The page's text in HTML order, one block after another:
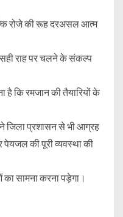
रोजे की रूह दरअसल आत्म
राह पर चलने के संकल्प
कि रमजान की तैयारियों के
जिला प्रशासन से भी आग्रह
पेयजल की पूरी व्यवस्था की
का सामना करना पड़ेगा।